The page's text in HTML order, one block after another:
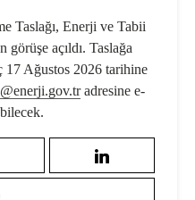
Taslağı, Enerji ve Tabii
görüşe açıldı. Taslağa
17 Ağustos 2026 tarihine
adresine e-